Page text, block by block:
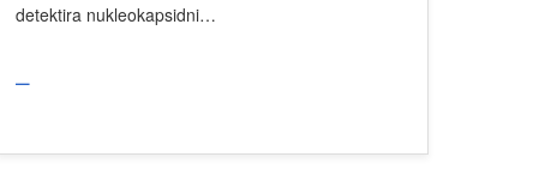
detektira nukleokapsidni…